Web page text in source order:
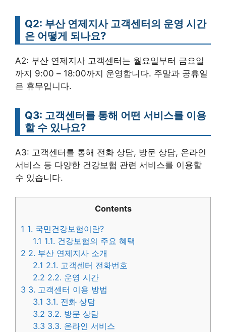
Q2: 부산 연제지사 고객센터의 운영 시간
은 어떻게 되나요?
A2: 부산 연제지사 고객센터는 월요일부터 금요일
까지 9:00 – 18:00까지 운영합니다. 주말과 공휴일
은 휴무입니다.
Q3: 고객센터를 통해 어떤 서비스를 이용
할 수 있나요?
A3: 고객센터를 통해 전화 상담, 방문 상담, 온라인
서비스 등 다양한 건강보험 관련 서비스를 이용할
수 있습니다.
Contents
1 1. 국민건강보험이란?
1.1 1.1. 건강보험의 주요 혜택
2 2. 부산 연제지사 소개
2.1 2.1. 고객센터 전화번호
2.2 2.2. 운영 시간
3 3. 고객센터 이용 방법
3.1 3.1. 전화 상담
3.2 3.2. 방문 상담
3.3 3.3. 온라인 서비스